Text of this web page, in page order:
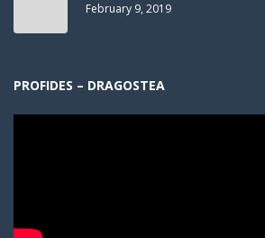
February 9, 2019
PROFIDES – DRAGOSTEA